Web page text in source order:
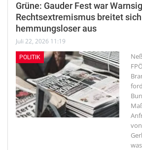
Grüne: Gauder Fest war
Rechtsextremismus breitet
hemmungsloser aus
Juli 22, 2026 11:19
POLITIK